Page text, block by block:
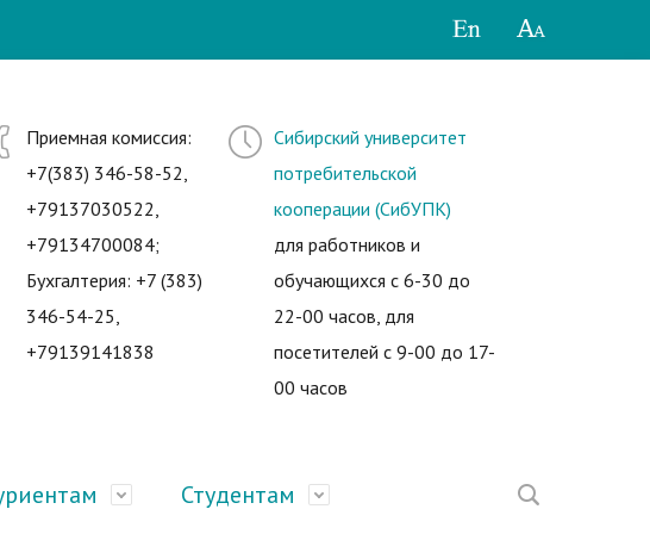
Приемная комиссия:
+7(383) 346-58-52,
+79137030522,
+79134700084;
Бухгалтерия: +7 (383)
346-54-25,
+79139141838
Сибирский университет
потребительской
кооперации (СибУПК)
для работников и
обучающихся с 6-30 до
22-00 часов, для
посетителей с 9-00 до 17-
00 часов
Студентам